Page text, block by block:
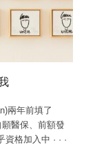
兩年前填了
願醫保、前額發
資格加入中 · · ·